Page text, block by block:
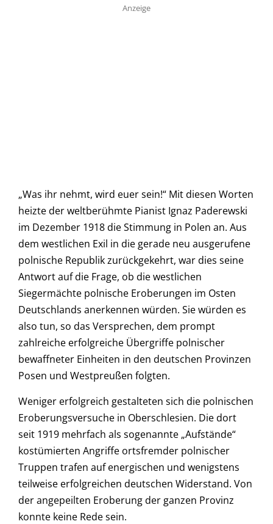
Anzeige
„Was ihr nehmt, wird euer sein!“ Mit diesen Worten
heizte der weltberühmte Pianist Ignaz Paderewski
im Dezember 1918 die Stimmung in Polen an. Aus
dem westlichen Exil in die gerade neu ausgerufene
polnische Republik zurückgekehrt, war dies seine
Antwort auf die Frage, ob die westlichen
Siegermächte polnische Eroberungen im Osten
Deutschlands anerkennen würden. Sie würden es
also tun, so das Versprechen, dem prompt
zahlreiche erfolgreiche Übergriffe polnischer
bewaffneter Einheiten in den deutschen Provinzen
Posen und Westpreußen folgten.
Weniger erfolgreich gestalteten sich die polnischen
Eroberungsversuche in Oberschlesien. Die dort
seit 1919 mehrfach als sogenannte „Aufstände“
kostümierten Angriffe ortsfremder polnischer
Truppen trafen auf energischen und wenigstens
teilweise erfolgreichen deutschen Widerstand. Von
der angepeilten Eroberung der ganzen Provinz
konnte keine Rede sein.